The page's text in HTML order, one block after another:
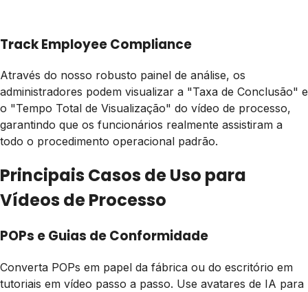
Track Employee Compliance
Através do nosso robusto painel de análise, os
administradores podem visualizar a "Taxa de Conclusão" e
o "Tempo Total de Visualização" do vídeo de processo,
garantindo que os funcionários realmente assistiram a
todo o procedimento operacional padrão.
Principais Casos de Uso para
Vídeos de Processo
POPs e Guias de Conformidade
Converta POPs em papel da fábrica ou do escritório em
tutoriais em vídeo passo a passo. Use avatares de IA para